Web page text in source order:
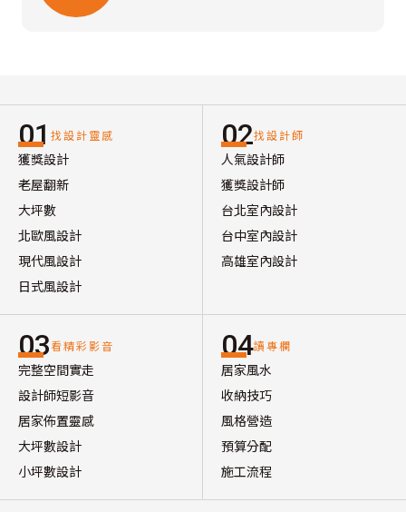
01 找設計靈感
獲獎設計
老屋翻新
大坪數
北歐風設計
現代風設計
日式風設計
02找設計師
人氣設計師
獲獎設計師
台北室內設計
台中室內設計
高雄室內設計
03看精彩影音
完整空間實走
設計師短影音
居家佈置靈感
大坪數設計
小坪數設計
04讀專欄
居家風水
收納技巧
風格營造
預算分配
施工流程